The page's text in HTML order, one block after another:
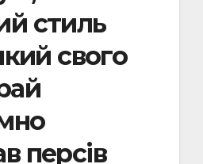
стиль
свого
персів